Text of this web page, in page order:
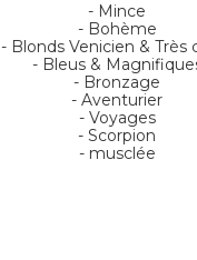
- Mince
- Bohème
- Blonds Venicien & Très
- Bleus &
- Bronzage
- Aventurier
- Voyages
- Scorpion
- musclée